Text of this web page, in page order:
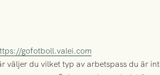
gofotboll.valei.com
väljer du vilket typ av arbetspass du är